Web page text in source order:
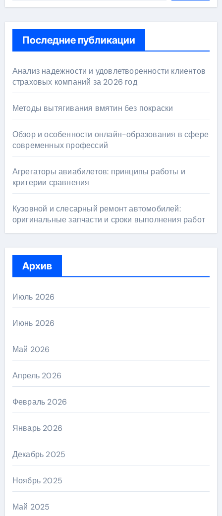
Последние публикации
Анализ надежности и удовлетворенности клиентов
страховых компаний за 2026 год
Методы вытягивания вмятин без покраски
Обзор и особенности онлайн-образования в сфере
современных профессий
Агрегаторы авиабилетов: принципы работы и
критерии сравнения
Кузовной и слесарный ремонт автомобилей:
оригинальные запчасти и сроки выполнения работ
Архив
Июль 2026
Июнь 2026
Май 2026
Апрель 2026
Февраль 2026
Январь 2026
Декабрь 2025
Ноябрь 2025
Май 2025